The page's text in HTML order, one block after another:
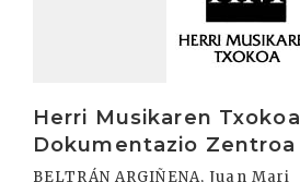
Herri Musikaren Txokoa
Dokumentazio Zentroa
BELTRÁN ARGIÑENA, Juan Mari